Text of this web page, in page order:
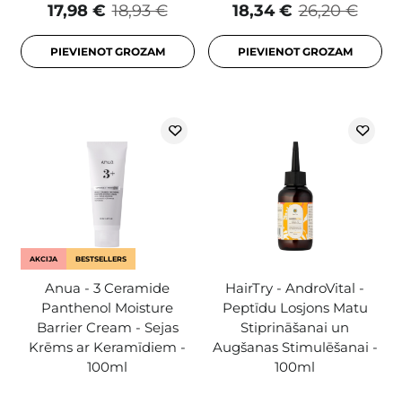
18,93 €
17,98 €
PIEVIENOT GROZAM
26,20 €
18,34 €
PIEVIENOT GROZAM
AKCIJA BESTSELLERS
Anua - 3 Ceramide
Panthenol Moisture
Barrier Cream - Sejas
Krēms ar Keramīdiem -
100ml
HairTry - AndroVital -
Peptīdu Losjons Matu
Stiprināšanai un
Augšanas Stimulēšanai -
100ml